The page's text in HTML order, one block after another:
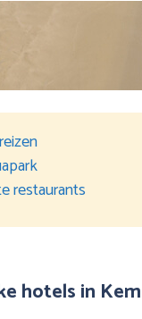
restaurants
hotels in